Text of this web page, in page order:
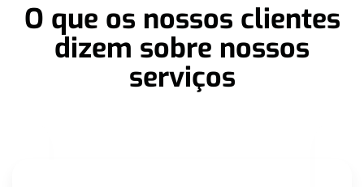
O que os nossos clientes
dizem sobre nossos
serviços